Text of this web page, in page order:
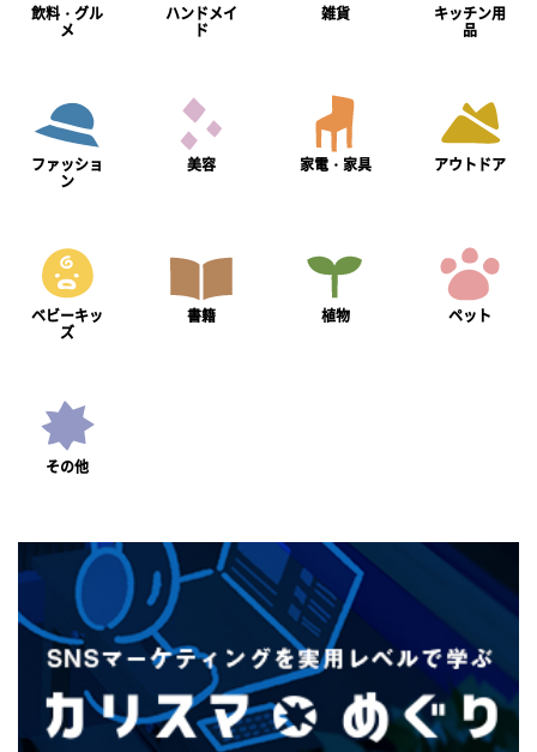
飲料・グル
メ
ハンドメイ
ド
雑貨 キッチン用
品
ファッショ
ン
美容 家電・家具 アウトドア
ベビーキッ
ズ
書籍 植物 ペット
その他